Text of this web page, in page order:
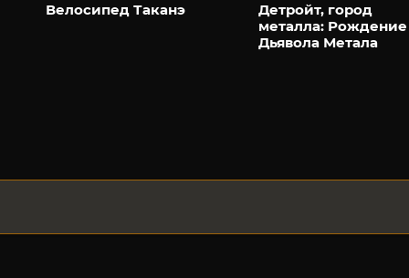
Велосипед Таканэ
Детройт, город
металла: Рождение
Дьявола Метала